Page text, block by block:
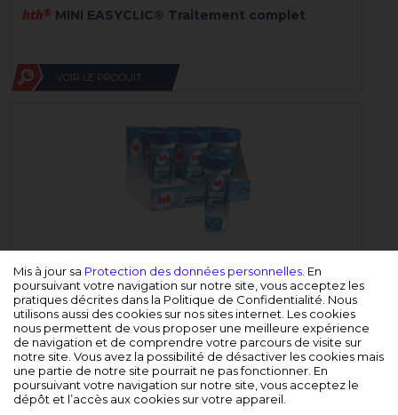
Mis à jour sa Protection des données personnelles . En
poursuivant votre navigation sur notre site, vous acceptez les
pratiques décrites dans la Politique de Confidentialité. Nous
utilisons aussi des cookies sur nos sites internet. Les cookies
nous permettent de vous proposer une meilleure expérience
de navigation et de comprendre votre parcours de visite sur
notre site. Vous avez la possibilité de désactiver les cookies mais
une partie de notre site pourrait ne pas fonctionner. En
poursuivant votre navigation sur notre site, vous acceptez le
dépôt et l’accès aux cookies sur votre appareil.
hth® MINI EASYCLIC® Traitement complet
VOIR LE PRODUIT
hth EASYCLIC Traitement complet
VOIR LE PRODUIT